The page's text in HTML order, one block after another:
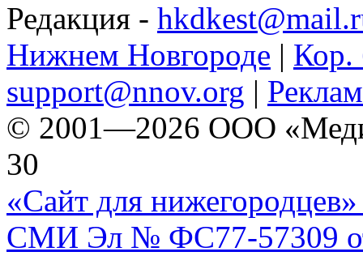
Редакция -
Нижнем Новгороде | Кор.
support@nnov.org |
© 2001—2026 ООО
30
«Сайт для нижегородцев»
СМИ Эл № ФС77-57309